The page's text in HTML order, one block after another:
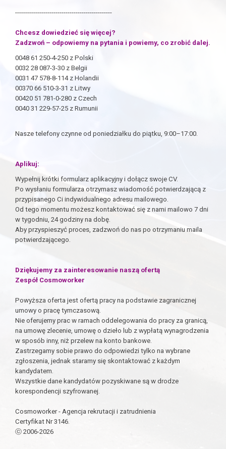
------------------------------------------------
Chcesz dowiedzieć się więcej?
Zadzwoń – odpowiemy na pytania i powiemy, co zrobić dalej.
0048 61 250-4-250 z Polski
0032 28 087-3-30 z Belgii
0031 47 578-8-114 z Holandii
00370 66 510-3-31 z Litwy
00420 51 781-0-280 z Czech
0040 31 229-57-25 z Rumunii
Nasze telefony czynne od poniedziałku do piątku, 9:00–17:00.
Aplikuj:
Wypełnij krótki formularz aplikacyjny i dołącz swoje CV.
Po wysłaniu formularza otrzymasz wiadomość potwierdzającą z
przypisanego Ci indywidualnego adresu mailowego.
Od tego momentu możesz kontaktować się z nami mailowo 7 dni
w tygodniu, 24 godziny na dobę.
Aby przyspieszyć proces, zadzwoń do nas po otrzymaniu maila
potwierdzającego.
Dziękujemy za zainteresowanie naszą ofertą
Zespół Cosmoworker
Powyższa oferta jest ofertą pracy na podstawie zagranicznej
umowy o pracę tymczasową.
Nie oferujemy prac w ramach oddelegowania do pracy za granicą,
na umowę zlecenie, umowę o dzieło lub z wypłatą wynagrodzenia
w sposób inny, niż przelew na konto bankowe.
Zastrzegamy sobie prawo do odpowiedzi tylko na wybrane
zgłoszenia, jednak staramy się skontaktować z każdym
kandydatem.
Wszystkie dane kandydatów pozyskiwane są w drodze
korespondencji szyfrowanej.
Cosmoworker - Agencja rekrutacji i zatrudnienia
Certyfikat Nr 3146.
ⓒ 2006-2026